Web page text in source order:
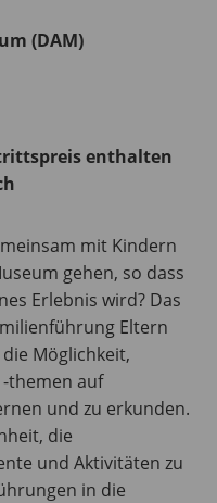
(DAM)
enthalten
mit Kindern
gehen, so dass
Erlebnis wird? Das
Eltern
Möglichkeit,
themen auf
und zu erkunden.
die
und Aktivitäten zu
in die